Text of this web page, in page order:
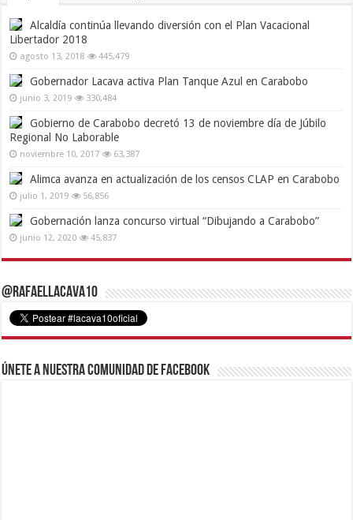
Alcaldía continúa llevando diversión con el Plan Vacacional
Libertador 2018
agosto 13, 2018 445,479
Gobernador Lacava activa Plan Tanque Azul en Carabobo
junio 3, 2019 330,484
Gobierno de Carabobo decretó 13 de noviembre día de Júbilo
Regional No Laborable
noviembre 10, 2017 63,387
Alimca avanza en actualización de los censos CLAP en Carabobo
julio 1, 2019 56,856
Gobernación lanza concurso virtual “Dibujando a Carabobo”
junio 12, 2020 45,837
@RafaelLacava10
Únete a nuestra comunidad de Facebook